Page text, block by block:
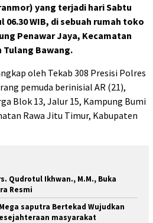
yang terjadi hari Sabtu
06.30 WIB, di sebuah rumah toko
Penawar Jaya, Kecamatan
Tulang Bawang.
oleh Tekab 308 Presisi Polres
pemuda berinisial AR (21),
Blok 13, Jalur 15, Kampung Bumi
Rawa Jitu Timur, Kabupaten
Qudrotul Ikhwan., M.M., Buka
Resmi
saputra Bertekad Wujudkan
masyarakat